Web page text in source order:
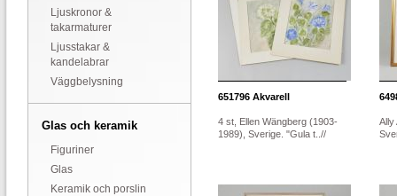
Ljuskronor &
takarmaturer
Ljusstakar &
kandelabrar
Väggbelysning
Glas och keramik
Figuriner
Glas
Keramik och porslin
651796 Akvarell
4 st, Ellen Wängberg (1903-
1989), Sverige. "Gula t..//
Ally